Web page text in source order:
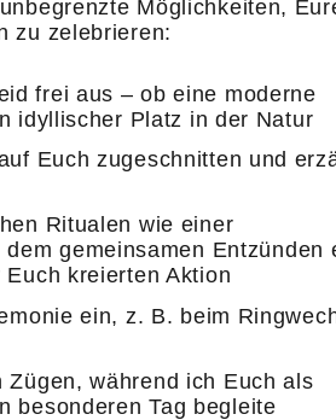
Möglichkeiten,
zu zelebrieren:
frei aus – ob eine moderne
idyllischer Platz in der Natur
Euch zugeschnitten und
Ritualen wie einer
gemeinsamen Entzünden
kreierten Aktion
ein, z. B. beim
während ich Euch als
besonderen Tag begleite